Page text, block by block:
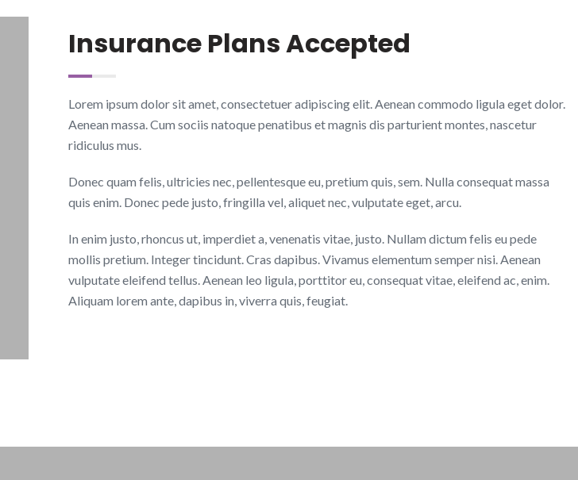
Insurance Plans Accepted
Lorem ipsum dolor sit amet, consectetuer adipiscing elit. Aenean commodo ligula eget dolor.
Aenean massa. Cum sociis natoque penatibus et magnis dis parturient montes, nascetur
ridiculus mus.
Donec quam felis, ultricies nec, pellentesque eu, pretium quis, sem. Nulla consequat massa
quis enim. Donec pede justo, fringilla vel, aliquet nec, vulputate eget, arcu.
In enim justo, rhoncus ut, imperdiet a, venenatis vitae, justo. Nullam dictum felis eu pede
mollis pretium. Integer tincidunt. Cras dapibus. Vivamus elementum semper nisi. Aenean
vulputate eleifend tellus. Aenean leo ligula, porttitor eu, consequat vitae, eleifend ac, enim.
Aliquam lorem ante, dapibus in, viverra quis, feugiat.